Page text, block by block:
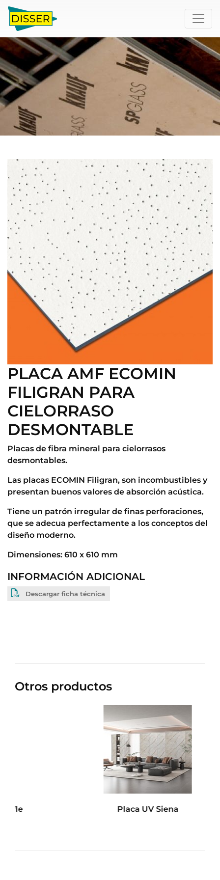
PLACA AMF ECOMIN
FILIGRAN PARA
CIELORRASO
DESMONTABLE
Placas de fibra mineral para cielorrasos
desmontables.
Las placas ECOMIN Filigran, son incombustibles y
presentan buenos valores de absorción acústica.
Tiene un patrón irregular de finas perforaciones,
que se adecua perfectamente a los conceptos del
diseño moderno.
Dimensiones: 610 x 610 mm
INFORMACIÓN ADICIONAL
Descargar ficha técnica
Otros productos
Placa UV Siena